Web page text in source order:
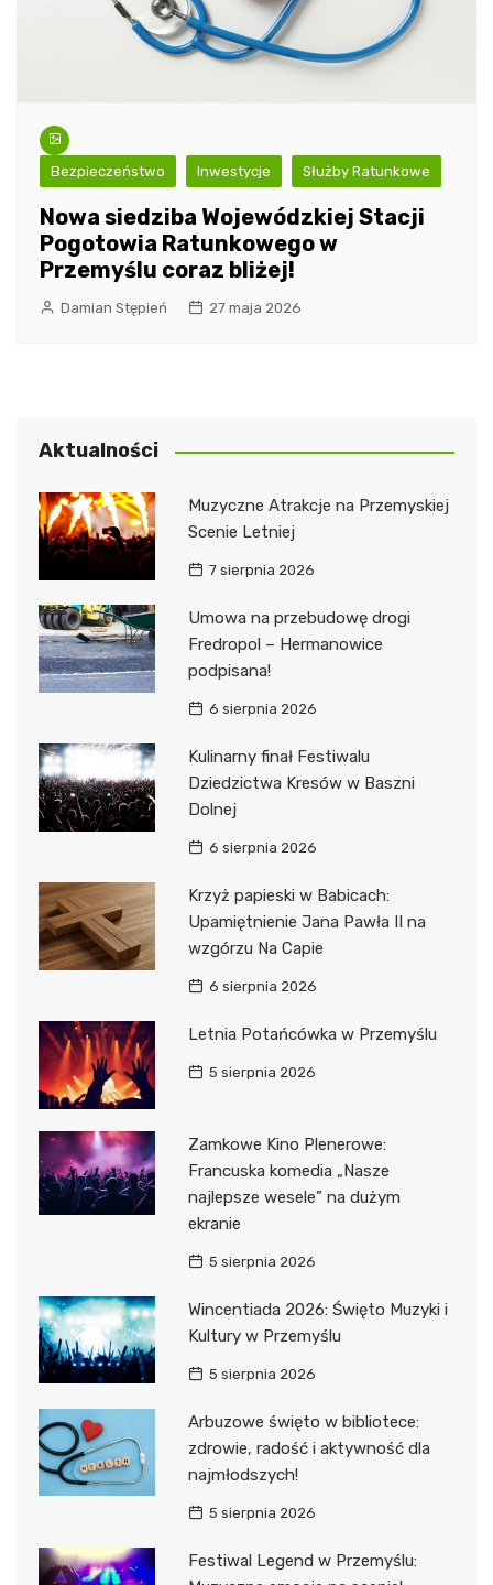
Bezpieczeństwo Inwestycje Służby Ratunkowe
Nowa siedziba Wojewódzkiej Stacji
Pogotowia Ratunkowego w
Przemyślu coraz bliżej!
Damian Stępień 27 maja 2026
Aktualności
Muzyczne Atrakcje na Przemyskiej
Scenie Letniej
7 sierpnia 2026
Umowa na przebudowę drogi
Fredropol – Hermanowice
podpisana!
6 sierpnia 2026
Kulinarny finał Festiwalu
Dziedzictwa Kresów w Baszni
Dolnej
6 sierpnia 2026
Krzyż papieski w Babicach:
Upamiętnienie Jana Pawła II na
wzgórzu Na Capie
6 sierpnia 2026
Letnia Potańcówka w Przemyślu
5 sierpnia 2026
Zamkowe Kino Plenerowe:
Francuska komedia „Nasze
najlepsze wesele” na dużym
ekranie
5 sierpnia 2026
Wincentiada 2026: Święto Muzyki i
Kultury w Przemyślu
5 sierpnia 2026
Arbuzowe święto w bibliotece:
zdrowie, radość i aktywność dla
najmłodszych!
5 sierpnia 2026
Festiwal Legend w Przemyślu: